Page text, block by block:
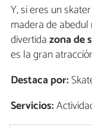
Y, si eres un
madera de
divertidazona de
es la gran
Destaca por:
Servicios: